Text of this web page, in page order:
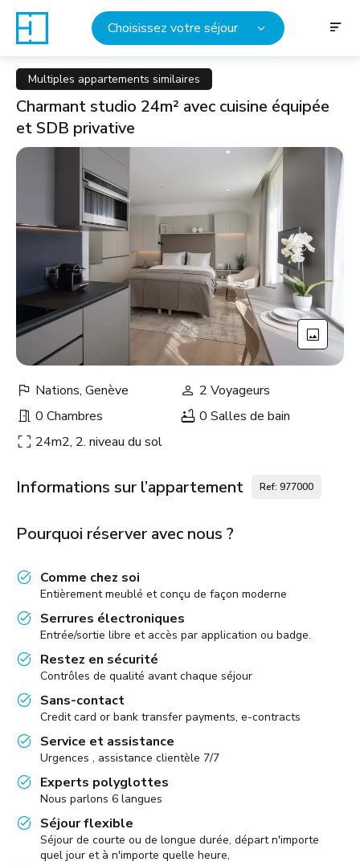
Choisissez votre séjour
Multiples appartements similaires
Charmant studio 24m² avec cuisine équipée
et SDB privative
Nations, Genève
2 Voyageurs
0 Chambres
0 Salles de bain
24m2, 2. niveau du sol
Informations sur l’appartement Ref: 977000
Pourquoi réserver avec nous ?
Comme chez soi
Entièrement meublé et conçu de façon moderne
Serrures électroniques
Entrée/sortie libre et accès par application ou badge.
Restez en sécurité
Contrôles de qualité avant chaque séjour
Sans-contact
Credit card or bank transfer payments, e-contracts
Service et assistance
Urgences , assistance clientèle 7/7
Experts polyglottes
Nous parlons 6 langues
Séjour flexible
Séjour de courte ou de longue durée, départ n'importe
quel jour et à n'importe quelle heure,